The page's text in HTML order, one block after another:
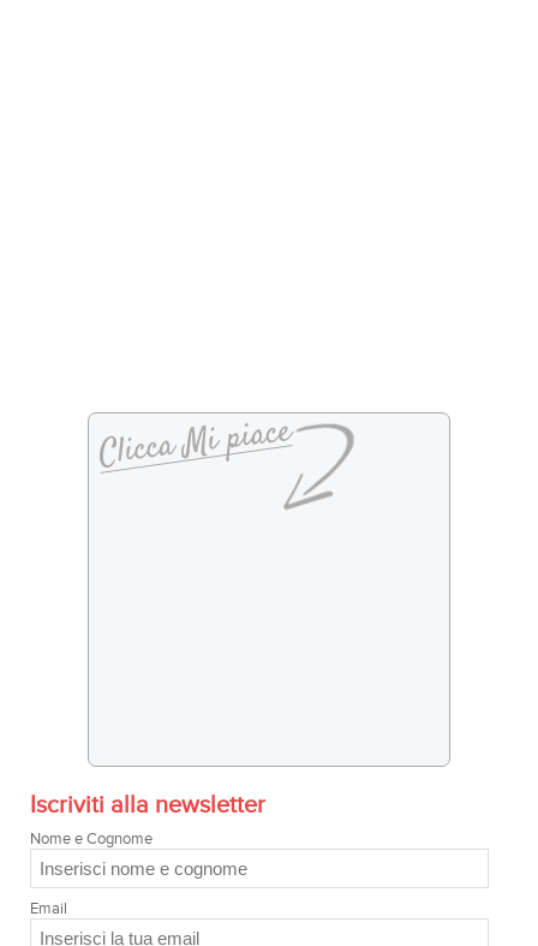
Iscriviti alla newsletter
Nome e Cognome
Email